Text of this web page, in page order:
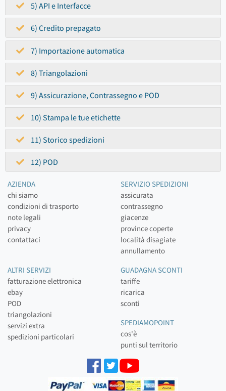
5) API e Interfacce
6) Credito prepagato
7) Importazione automatica
8) Triangolazioni
9) Assicurazione, Contrassegno e POD
10) Stampa le tue etichette
11) Storico spedizioni
12) POD
AZIENDA
chi siamo
condizioni di trasporto
note legali
privacy
contattaci
SERVIZIO SPEDIZIONI
assicurata
contrassegno
giacenze
province coperte
località disagiate
annullamento
ALTRI SERVIZI
fatturazione elettronica
ebay
POD
triangolazioni
servizi extra
spedizioni particolari
GUADAGNA SCONTI
tariffe
ricarica
sconti
SPEDIAMOPOINT
cos'è
punti sul territorio